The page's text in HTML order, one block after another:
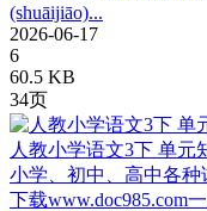
(shuāijiāo)...
2026-06-17
6
60.5 KB
34页
人教小学语文3下 单元
小学、初中、高中各
下载www.doc985.com